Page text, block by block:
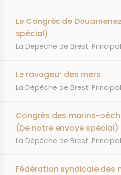
Le Congrès de
spécial)
JOURNAL
La Dépêche de Brest. Principal
Le ravageur des mers
JOURNAL
La Dépêche de Brest. Principal
Congrès des marins-
(De notre envoyé spécial)
JOURNAL
La Dépêche de Brest. Principal
Fédération syndicale des